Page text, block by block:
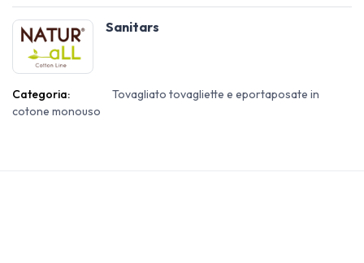
Sanitars
Categoria:
Tovagliato tovagliette e eportaposate in
cotone monouso